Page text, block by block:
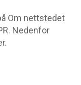
Om nettstedet
Nedenfor